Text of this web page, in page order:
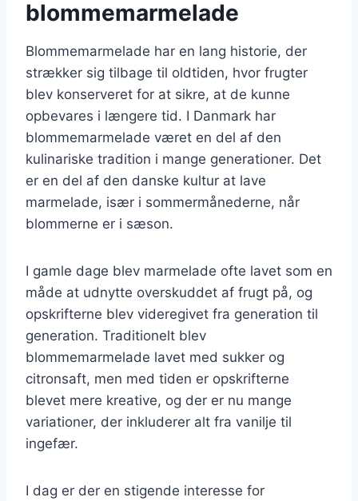
blommemarmelade
Blommemarmelade har en lang historie, der
strækker sig tilbage til oldtiden, hvor frugter
blev konserveret for at sikre, at de kunne
opbevares i længere tid. I Danmark har
blommemarmelade været en del af den
kulinariske tradition i mange generationer. Det
er en del af den danske kultur at lave
marmelade, især i sommermånederne, når
blommerne er i sæson.
I gamle dage blev marmelade ofte lavet som en
måde at udnytte overskuddet af frugt på, og
opskrifterne blev videregivet fra generation til
generation. Traditionelt blev
blommemarmelade lavet med sukker og
citronsaft, men med tiden er opskrifterne
blevet mere kreative, og der er nu mange
variationer, der inkluderer alt fra vanilje til
ingefær.
I dag er der en stigende interesse for